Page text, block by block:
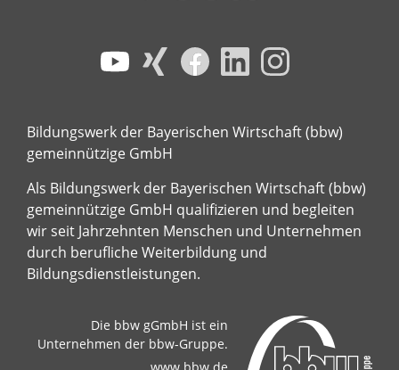
Bildungswerk der Bayerischen Wirtschaft (bbw)
gemeinnützige GmbH
Als Bildungswerk der Bayerischen Wirtschaft (bbw)
gemeinnützige GmbH qualifizieren und begleiten
wir seit Jahrzehnten Menschen und Unternehmen
durch berufliche Weiterbildung und
Bildungsdienstleistungen.
Die bbw gGmbH ist ein
Unternehmen der bbw-Gruppe.